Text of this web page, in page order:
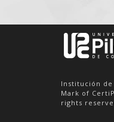
Institución de
Mark of
rights